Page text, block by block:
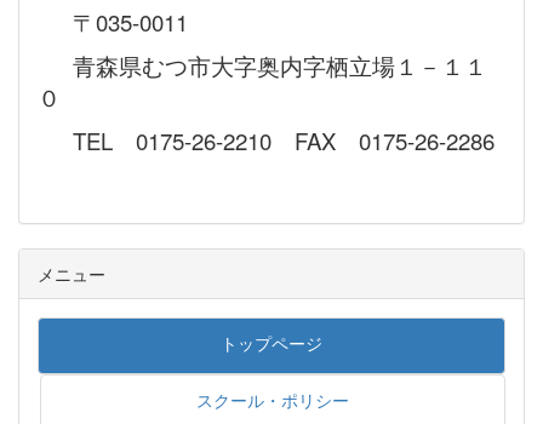
〒035-0011
青森県むつ市大字奥内字栖立場１－１１
０
TEL 0175-26-2210 FAX 0175-26-2286
メニュー
トップページ
スクール・ポリシー